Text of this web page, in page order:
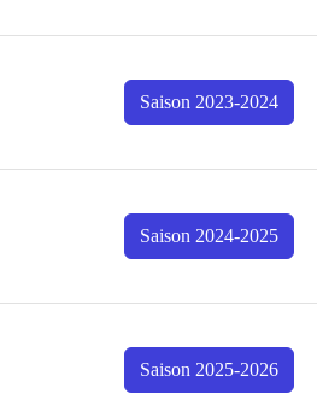
Saison 2023-2024
Saison 2024-2025
Saison 2025-2026